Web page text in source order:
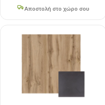
Αποστολή στο χώρο σου